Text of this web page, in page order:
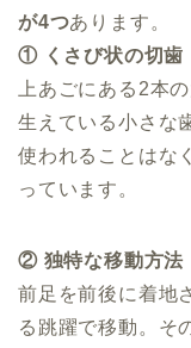
が4つあります。
① くさび状の切歯
上あごにある2本
生えている小さな
使われることはな
っています。
② 独特な移動方法
前足を前後に着地
る跳躍で移動。そ